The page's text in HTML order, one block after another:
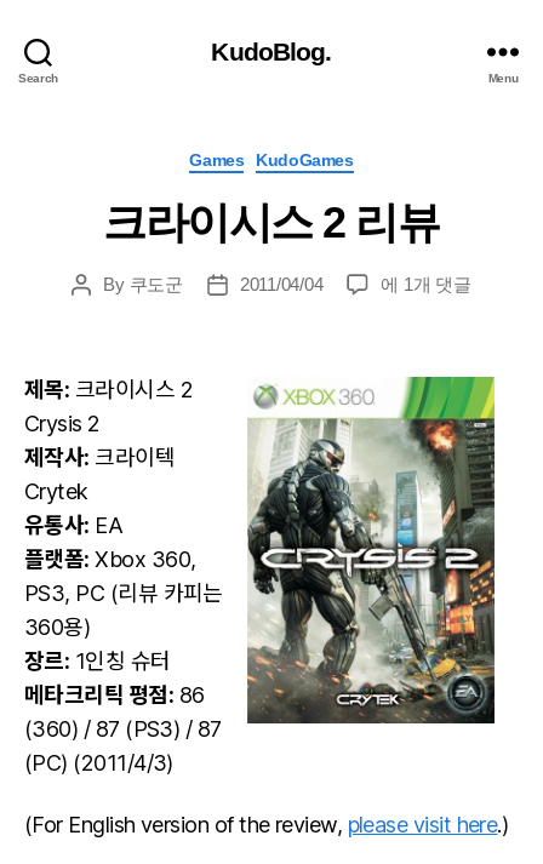
Search
KudoBlog.
Menu
Categories
Games KudoGames
크라이시스 2 리뷰
PostBy 쿠도군
Post2011/04/04
크
2
리
뷰
에 1개 댓글
제목: 크라이시스 2
Crysis 2
제작사: 크라이텍
Crytek
유통사: EA
플랫폼: Xbox 360,
PS3, PC (리뷰 카피는
360용)
장르: 1인칭 슈터
메타크리틱 평점: 86
(360) / 87 (PS3) / 87
(PC) (2011/4/3)
(For English version of the review, please visit here.)